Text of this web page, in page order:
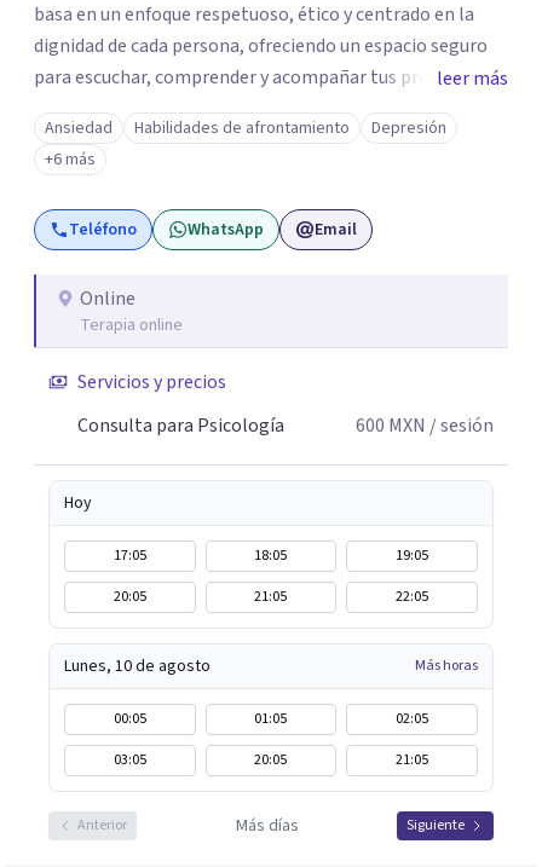
basa en un enfoque respetuoso, ético y centrado en la
dignidad de cada persona, ofreciendo un espacio seguro
para escuchar, comprender y acompañar tus procesos
emocionales a tu propio ritmo. Creo firmemente en la
importancia de construir juntos herramientas que
fortalezcan el bienestar, la autonomía y el sentido de
vida. Será un gusto acompañarte en este proceso. Quedo
atento para resolver cualquier duda y acordar una cita. Un
leer más
Ansiedad Habilidades de afrontamiento
Depresión
+6 más
Teléfono WhatsApp Email
Online
Terapia online
Servicios y precios
Consulta para Psicología
600 MXN / sesión
Hoy
17:05 18:05
19:05
20:05
21:05 22:05
Lunes, 10 de agosto Más horas
00:05 01:05
02:05
03:05
20:05 21:05
Anterior Más días Siguiente